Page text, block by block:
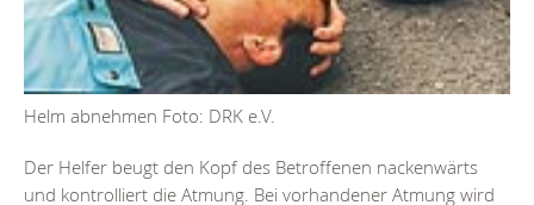
Helm abnehmen Foto: DRK e.V.
Der Helfer beugt den Kopf des Betroffenen nackenwärts
und kontrolliert die Atmung. Bei vorhandener Atmung wird